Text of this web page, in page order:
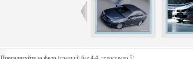
Проголосуйте за фото (средний бал 4.4 , голосовало 5)